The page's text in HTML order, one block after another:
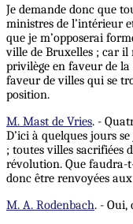
Je demande donc que
ministres de l’intérieur
que je m’opposerai
ville de Bruxelles ; car il
privilège en faveur de
faveur de villes qui se
position.
M. Mast de Vries. -
D’ici à quelques jours
; toutes villes sacrifiées
révolution. Que faudra-
donc être renvoyées
M. A. Rodenbach. - Oui,